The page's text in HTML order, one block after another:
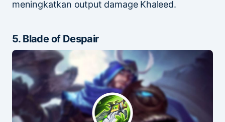
meningkatkan output damage Khaleed.
5. Blade of Despair